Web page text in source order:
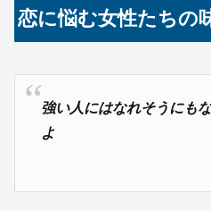
恋に悩む女性たちの
強い人にはなれそうにも
よ